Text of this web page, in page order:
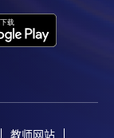
教师网站